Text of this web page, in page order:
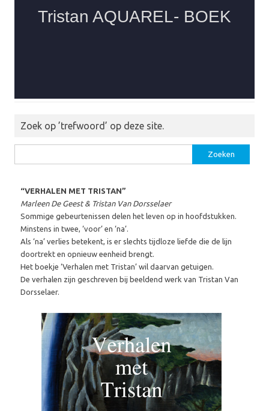
Zoek op ’trefwoord’ op deze site.
naar:
“VERHALEN MET TRISTAN”
Marleen De Geest & Tristan Van Dorsselaer
Sommige gebeurtenissen delen het leven op in hoofdstukken.
Minstens in twee, ‘voor’ en ‘na’.
Als ‘na’ verlies betekent, is er slechts tijdloze liefde die de lijn
doortrekt en opnieuw eenheid brengt.
Het boekje ‘Verhalen met Tristan’ wil daarvan getuigen.
De verhalen zijn geschreven bij beeldend werk van Tristan Van
Dorsselaer.